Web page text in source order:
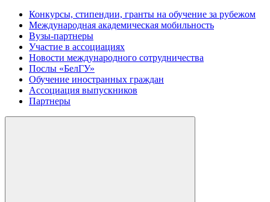
Конкурсы, стипендии, гранты на обучение за рубежом
Международная академическая мобильность
Вузы-партнеры
Участие в ассоциациях
Новости международного сотрудничества
Послы «БелГУ»
Обучение иностранных граждан
Ассоциация выпускников
Партнеры